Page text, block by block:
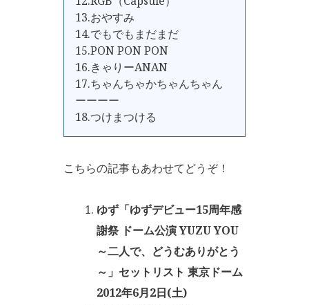
13.おやすみ
14.でもでもまだまだ
15.PON PON PON
16.きゃりーANAN
17.ちゃんちゃかちゃんちゃん
ーーーー
18.つけまつける
こちらの記事もあわせてどうぞ！
ゆず「ゆずデビュー15周年感
謝祭 ドーム公演 YUZU YOU
～二人で、どうむありがとう
～」セットリスト 東京ドーム
2012年6月2日(土)